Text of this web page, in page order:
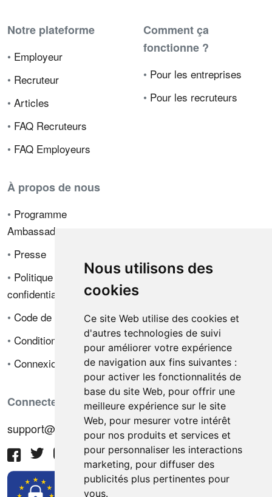
Nous utilisons des
cookies
Ce site Web utilise des cookies et
d'autres technologies de suivi
pour améliorer votre expérience
de navigation aux fins suivantes :
pour activer les fonctionnalités de
base du site Web, pour offrir une
meilleure expérience sur le site
Web, pour mesurer votre intérêt
pour nos produits et services et
pour personnaliser les interactions
marketing, pour diffuser des
publicités plus pertinentes pour
vous.
Notre plateforme
• Employeur
• Recruteur
• Articles
• FAQ Recruteurs
• FAQ Employeurs
Comment ça
fonctionne ?
• Pour les entreprises
• Pour les recruteurs
À propos de nous
• Programme
Ambassadeur
• Presse
• Politique de
confidentialité
• Code de déontologie
• Conditions de vente
• Connexion
Connectez-vous avec nous
support@hiringnotes.com